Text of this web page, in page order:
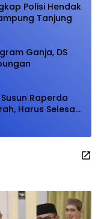
Polisi Hendak
Tanjung
Ganja, DS
Raperda
Harus Selesai